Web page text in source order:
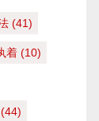
(41)
着 (10)
(44)